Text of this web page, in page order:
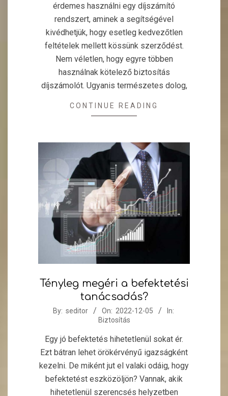
érdemes használni egy díjszámító
rendszert, aminek a segítségével
kivédhetjük, hogy esetleg kedvezőtlen
feltételek mellett kössünk szerződést.
Nem véletlen, hogy egyre többen
használnak kötelező biztosítás
díjszámolót. Ugyanis természetes dolog,
CONTINUE READING
Tényleg megéri a befektetési
tanácsadás?
2022-
05
By: seditor On: 2022-12-05
In:
Biztosítás
Egy jó befektetés hihetetlenül sokat ér.
Ezt bátran lehet örökérvényű igazságként
kezelni. De miként jut el valaki odáig, hogy
befektetést eszközöljön? Vannak, akik
hihetetlenül szerencsés helyzetben